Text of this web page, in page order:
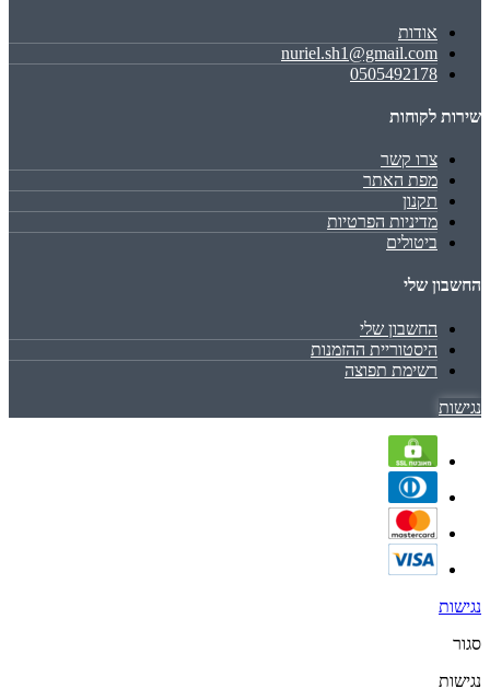
אודות
nuriel.sh1@gmail.com
0505492178
שירות לקוחות
צרו קשר
מפת האתר
תקנון
מדיניות הפרטיות
ביטולים
החשבון שלי
החשבון שלי
היסטוריית ההזמנות
רשימת תפוצה
נגישות
נגישות
סגור
נגישות